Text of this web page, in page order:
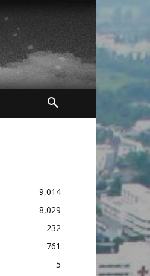
9,014
8,029
232
761
5